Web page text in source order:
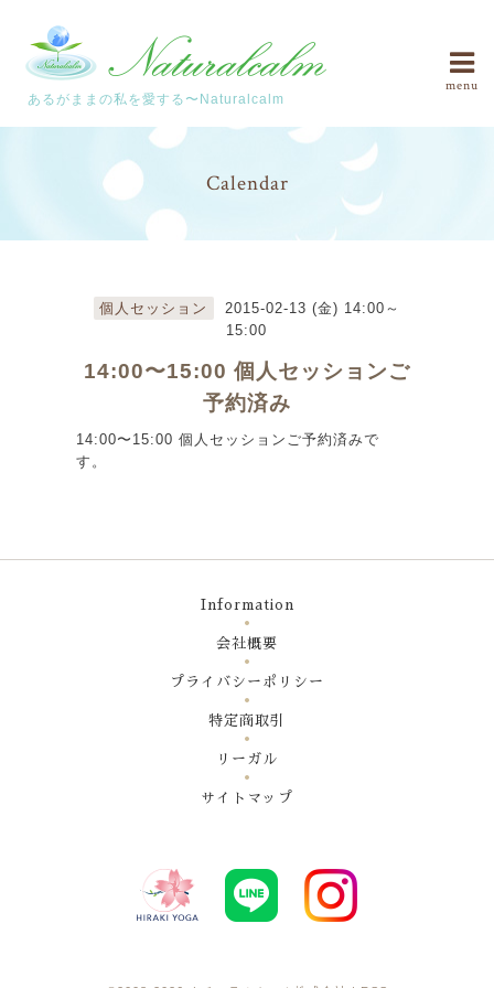
あるがままの私を愛する〜Naturalcalm
menu
Calendar
個人セッション
2015-02-13 (金) 14:00～
15:00
14:00〜15:00 個人セッションご
予約済み
14:00〜15:00 個人セッションご予約済みで
す。
Information
会社概要
プライバシーポリシー
特定商取引
リーガル
サイトマップ